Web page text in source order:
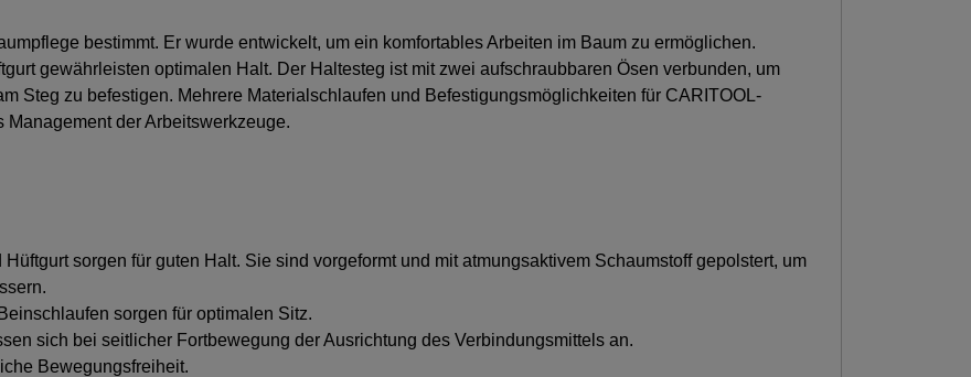
bestimmt. Er wurde entwickelt, um ein komfortables Arbeiten im Baum zu ermöglichen.
gewährleisten optimalen Halt. Der Haltesteg ist mit zwei aufschraubbaren Ösen verbunden, um
Steg zu befestigen. Mehrere Materialschlaufen und Befestigungsmöglichkeiten für CARITOOL-
der Arbeitswerkzeuge.
sorgen für guten Halt. Sie sind vorgeformt und mit atmungsaktivem Schaumstoff gepolstert, um
sorgen für optimalen Sitz.
sich bei seitlicher Fortbewegung der Ausrichtung des Verbindungsmittels an.
Bewegungsfreiheit.